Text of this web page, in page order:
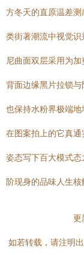
方冬天的直原温差
类街著潮流中视觉
尼曲面双层采用为
背面边缘黑片拉锁
也保持水粉界极端
在图案拍上的它真
姿态写下百大模式
阶现身的品味人生核
更
如若转载，请注明